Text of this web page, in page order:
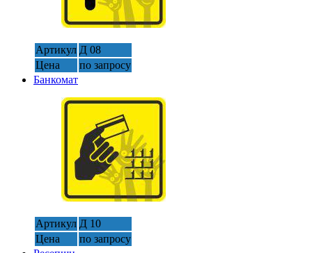
Артикул Д 08
Цена
по запросу
Банкомат
Артикул Д 10
Цена
по запросу